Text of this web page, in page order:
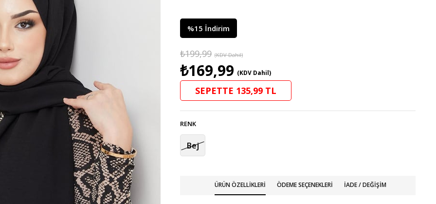
%15 İndirim
₺199,99 (KDV Dahil)
₺169,99 (KDV Dahil)
SEPETTE 135,99 TL
RENK
Bej
ÜRÜN ÖZELLIKLERI ÖDEME SEÇENEKLERI İADE / DEĞIŞIM